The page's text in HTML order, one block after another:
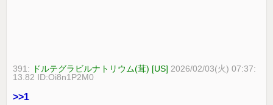
391: ドルテグラビルナトリウム(茸) [US] 2026/02/03(火) 07:37:
13.82 ID:Oi8n1P2M0
>>1